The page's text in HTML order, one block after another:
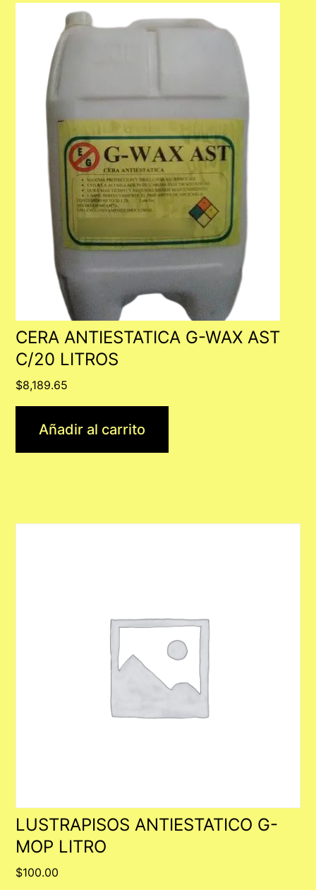
CERA ANTIESTATICA G-WAX AST
C/20 LITROS
$8,189.65
Añadir al carrito
LUSTRAPISOS ANTIESTATICO G-
MOP LITRO
$100.00